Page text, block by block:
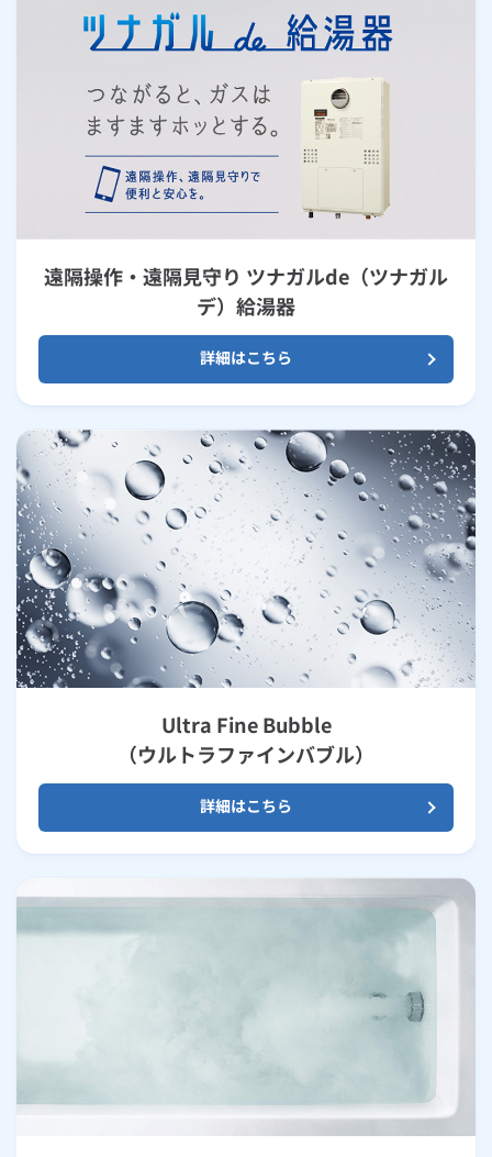
遠隔操作・遠隔見守り ツナガルde（ツナガル
デ）給湯器
詳細はこちら
Ultra Fine Bubble
（ウルトラファインバブル）
詳細はこちら